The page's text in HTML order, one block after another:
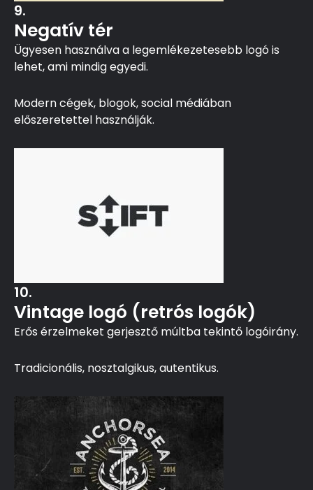
9.
Negatív tér
Ügyesen használva a legemlékezetesebb logó is
lehet, ami mindig egyedi.
Modern cégek, blogok, social médiában
előszeretettel használják.
10.
Vintage logó (retrós logók)
Erős érzelmeket gerjesztő múltba tekintő logóirány.
Tradicionális, nosztalgikus, autentikus.